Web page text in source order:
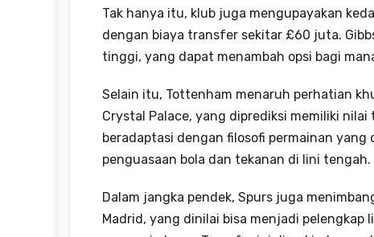
Tak hanya itu, klub juga mengupayakan
dengan biaya transfer sekitar £60 juta.
tinggi, yang dapat menambah opsi bagi
Selain itu, Tottenham menaruh perhatian
Crystal Palace, yang diprediksi memiliki
beradaptasi dengan filosofi permainan
penguasaan bola dan tekanan di lini tengah.
Dalam jangka pendek, Spurs juga
Madrid, yang dinilai bisa menjadi